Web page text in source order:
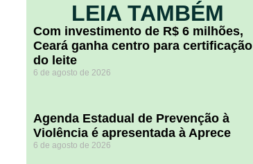
LEIA TAMBÉM
Com investimento de R$ 6 milhões,
Ceará ganha centro para certificação
do leite
6 de agosto de 2026
Agenda Estadual de Prevenção à
Violência é apresentada à Aprece
6 de agosto de 2026